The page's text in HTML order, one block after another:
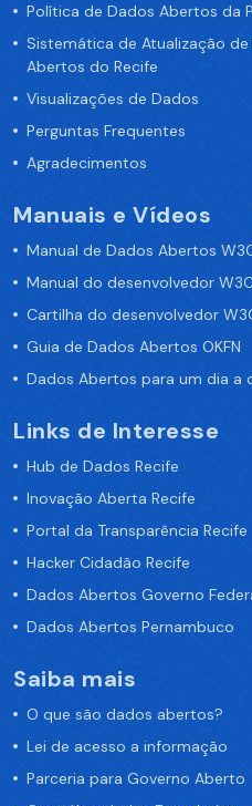
Política de Dados Abertos da
Sistemática de Atualização
Abertos do Recife
Visualizações de Dados
Perguntas Frequentes
Agradecimentos
Manuais e Vídeos
Manual de Dados Abertos
Manual do desenvolvedor
Cartilha do desenvolvedor
Guia de Dados Abertos OKFN
Dados Abertos para um dia a
Links de Interesse
Hub de Dados Recife
Inovação Aberta Recife
Portal da Transparência Recife
Hacker Cidadão Recife
Dados Abertos Governo
Dados Abertos Pernambuco
Saiba mais
O que são dados abertos?
Lei de acesso a informação
Parceria para Governo Aberto